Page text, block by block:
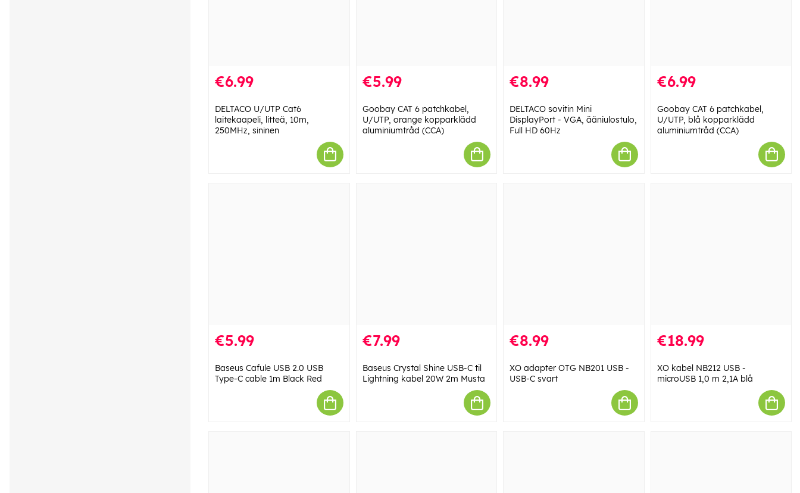
€6.99
DELTACO U/UTP Cat6
laitekaapeli, litteä, 10m,
250MHz, sininen
€5.99
Goobay CAT 6 patchkabel,
U/UTP, orange kopparklädd
aluminiumtråd (CCA)
€8.99
DELTACO sovitin Mini
DisplayPort - VGA, ääniulostulo,
Full HD 60Hz
€6.99
Goobay CAT 6 patchkabel,
U/UTP, blå kopparklädd
aluminiumtråd (CCA)
€5.99
Baseus Cafule USB 2.0 USB
Type-C cable 1m Black Red
€7.99
Baseus Crystal Shine USB-C til
Lightning kabel 20W 2m Musta
€8.99
XO adapter OTG NB201 USB -
USB-C svart
€18.99
XO kabel NB212 USB -
microUSB 1,0 m 2,1A blå